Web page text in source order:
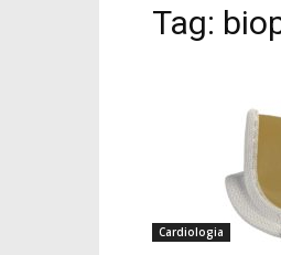
Tag:
Cardiologia